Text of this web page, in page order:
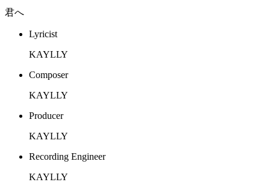
君へ
Lyricist
KAYLLY
Composer
KAYLLY
Producer
KAYLLY
Recording Engineer
KAYLLY